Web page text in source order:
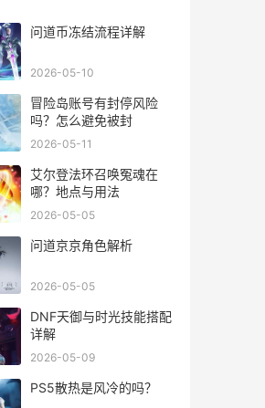
问道币冻结流程详解
2026-05-10
冒险岛账号有封停风险
吗？怎么避免被封
2026-05-11
艾尔登法环召唤冤魂在
哪？地点与用法
2026-05-05
问道京京角色解析
2026-05-05
DNF天御与时光技能搭配
详解
2026-05-09
PS5散热是风冷的吗？